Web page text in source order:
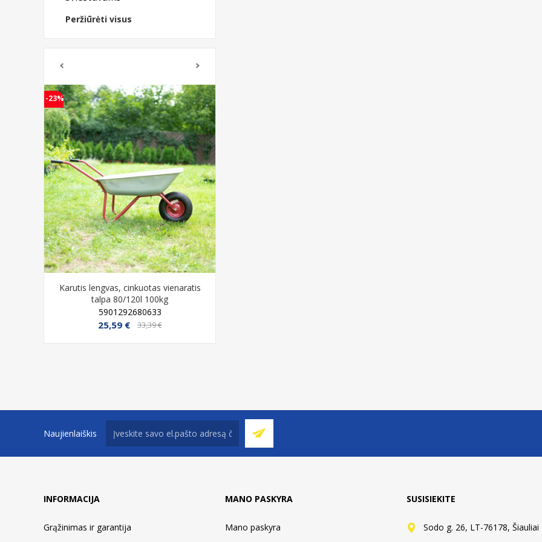
Peržiūrėti visus
-23%
Karutis lengvas, cinkuotas vienaratis
talpa 80/120l 100kg
5901292680633
25,59 € 33,39 €
Naujienlaiškis
INFORMACIJA
Grąžinimas ir garantija
MANO PASKYRA
Mano paskyra
SUSISIEKITE
Sodo g. 26, LT-76178, Šiauliai